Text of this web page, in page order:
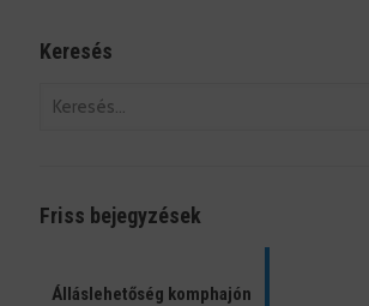
Keresés
Friss bejegyzések
Álláslehetőség komphajón